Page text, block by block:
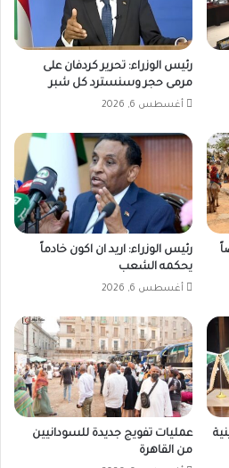
رئيس الوزراء: تحرير كردفان على
مرمى حجر وسنسترد كل شبر
أغسطس 6, 2026
شخصاً
رئيس الوزراء: اريد ان اكون خادماً
يحكمه الشعب
أغسطس 6, 2026
عمليات تفويج جديدة للسودانيين
من القاهرة